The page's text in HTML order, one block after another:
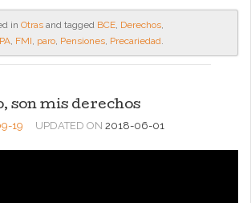
in Otras and tagged BCE, Derechos,
, FMI, paro, Pensiones, Precariedad.
son mis derechos
19 UPDATED ON 2018-06-01